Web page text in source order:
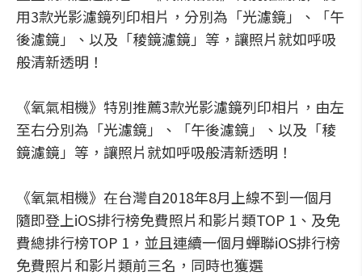
用3款光影濾鏡列印相片，分別為「光濾鏡」、「午
後濾鏡」、以及「稜鏡濾鏡」等，讓照片就如呼吸
般清新透明！
《氧氣相機》特別推薦3款光影濾鏡列印相片，由左
至右分別為「光濾鏡」、「午後濾鏡」、以及「稜
鏡濾鏡」等，讓照片就如呼吸般清新透明！
《氧氣相機》在台灣自2018年8月上線不到一個月
隨即登上iOS排行榜免費照片和影片類TOP 1、及免
費總排行榜TOP 1，並且連續一個月蟬聯iOS排行榜
免費照片和影片類前三名，同時也獲選